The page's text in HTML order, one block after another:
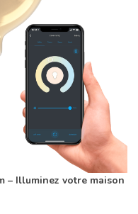
– Illuminez votre maison